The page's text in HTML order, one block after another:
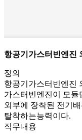
항공기가스터빈엔진
정의
항공기가스터빈엔진
가스터빈엔진이 모듈
외부에 장착된 전기
탈착하는능력이다.
직무내용